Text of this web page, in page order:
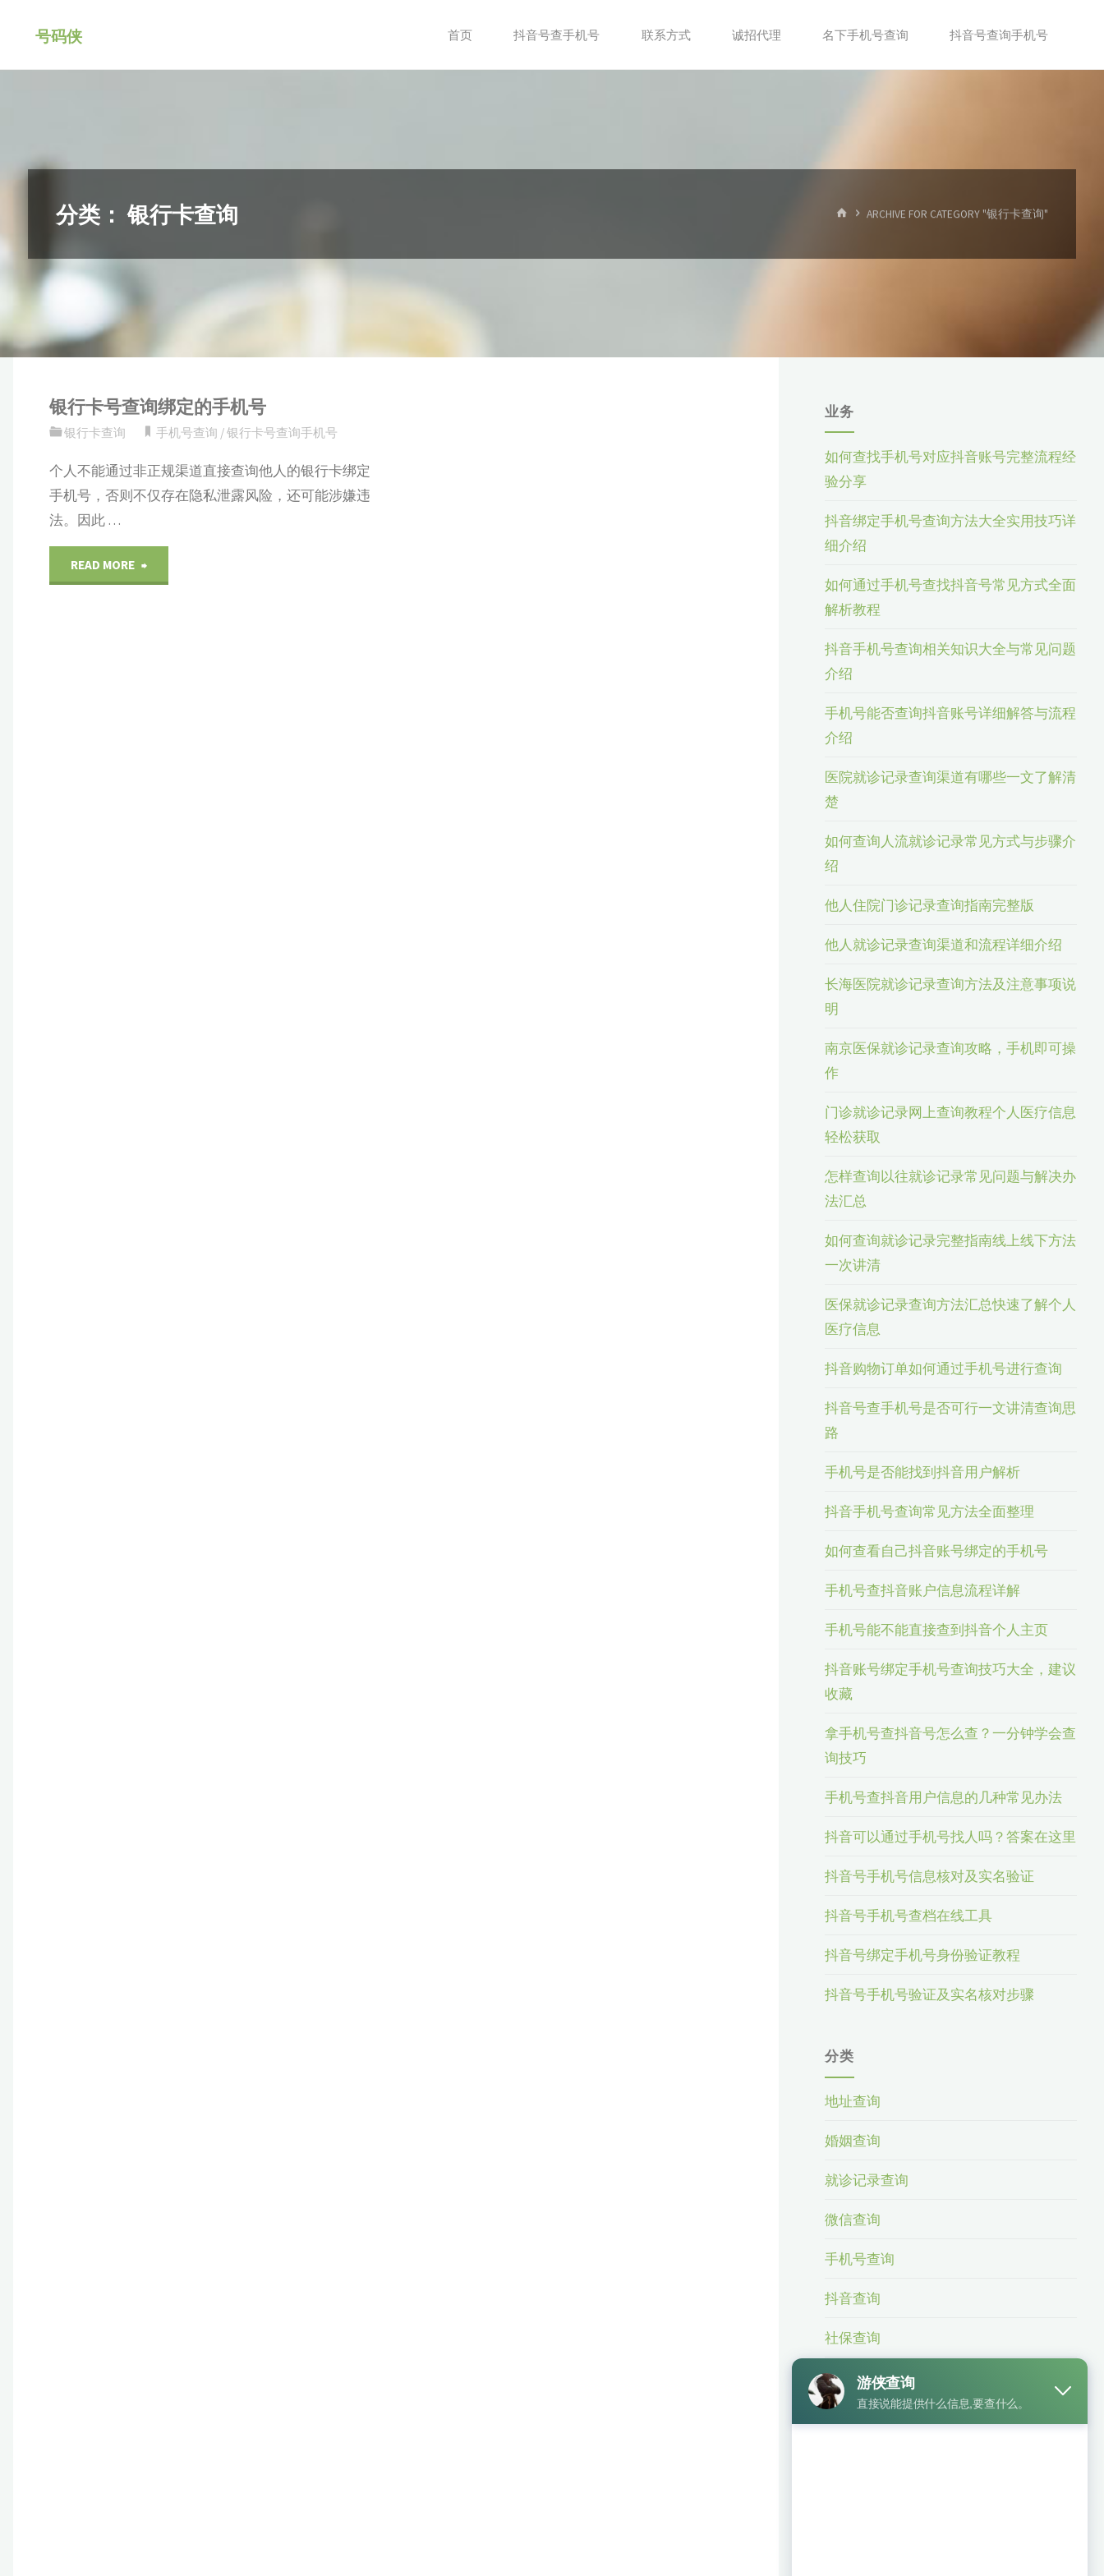
号码侠 首页 抖音号查手机号 联系方式 诚招代理 名下手机号查询 抖音号查询手机号
分类：银行卡查询
首 ARCHIVE FOR CATEGORY "银行卡查询"
银行卡号查询绑定的手机号
银行卡查询 手机号查询 /银行卡号查询手机号
个人不能通过非正规渠道直接查询他人的银行卡绑定
手机号，否则不仅存在隐私泄露风险，还可能涉嫌违
法。因此 …
READ MORE "银
业务
如何查找手机号对应抖音账号完整流程经
验分享
抖音绑定手机号查询方法大全实用技巧详
细介绍
如何通过手机号查找抖音号常见方式全面
解析教程
抖音手机号查询相关知识大全与常见问题
介绍
手机号能否查询抖音账号详细解答与流程
介绍
医院就诊记录查询渠道有哪些一文了解清
楚
如何查询人流就诊记录常见方式与步骤介
绍
他人住院门诊记录查询指南完整版
他人就诊记录查询渠道和流程详细介绍
长海医院就诊记录查询方法及注意事项说
明
南京医保就诊记录查询攻略，手机即可操
作
门诊就诊记录网上查询教程个人医疗信息
轻松获取
怎样查询以往就诊记录常见问题与解决办
法汇总
如何查询就诊记录完整指南线上线下方法
一次讲清
医保就诊记录查询方法汇总快速了解个人
医疗信息
抖音购物订单如何通过手机号进行查询
抖音号查手机号是否可行一文讲清查询思
路
手机号是否能找到抖音用户解析
抖音手机号查询常见方法全面整理
如何查看自己抖音账号绑定的手机号
手机号查抖音账户信息流程详解
手机号能不能直接查到抖音个人主页
抖音账号绑定手机号查询技巧大全，建议
收藏
拿手机号查抖音号怎么查？一分钟学会查
询技巧
手机号查抖音用户信息的几种常见办法
抖音可以通过手机号找人吗？答案在这里
抖音号手机号信息核对及实名验证
抖音号手机号查档在线工具
抖音号绑定手机号身份验证教程
抖音号手机号验证及实名核对步骤
分类
地址查询
婚姻查询
就诊记录查询
微信查询
手机号查询
抖音查询
社保查询
身份信息查询